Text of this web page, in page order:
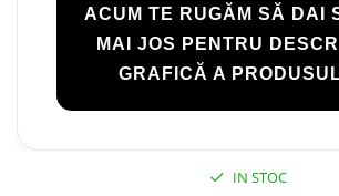
Rame adaptoare Chevrolet
Rame adaptoare Mitsubishi
ACUM TE RUGĂM SĂ DAI
MAI JOS PENTRU
GRAFICĂ A
IN STOC